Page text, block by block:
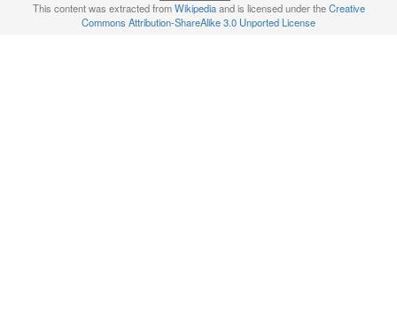
This content was extracted fromWikipediaand is licensed under theCreative
Commons Attribution-ShareAlike 3.0 Unported License